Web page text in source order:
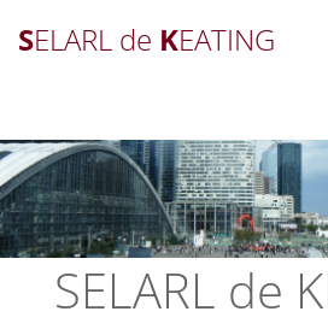
SELARL de KEATING
SELARL de